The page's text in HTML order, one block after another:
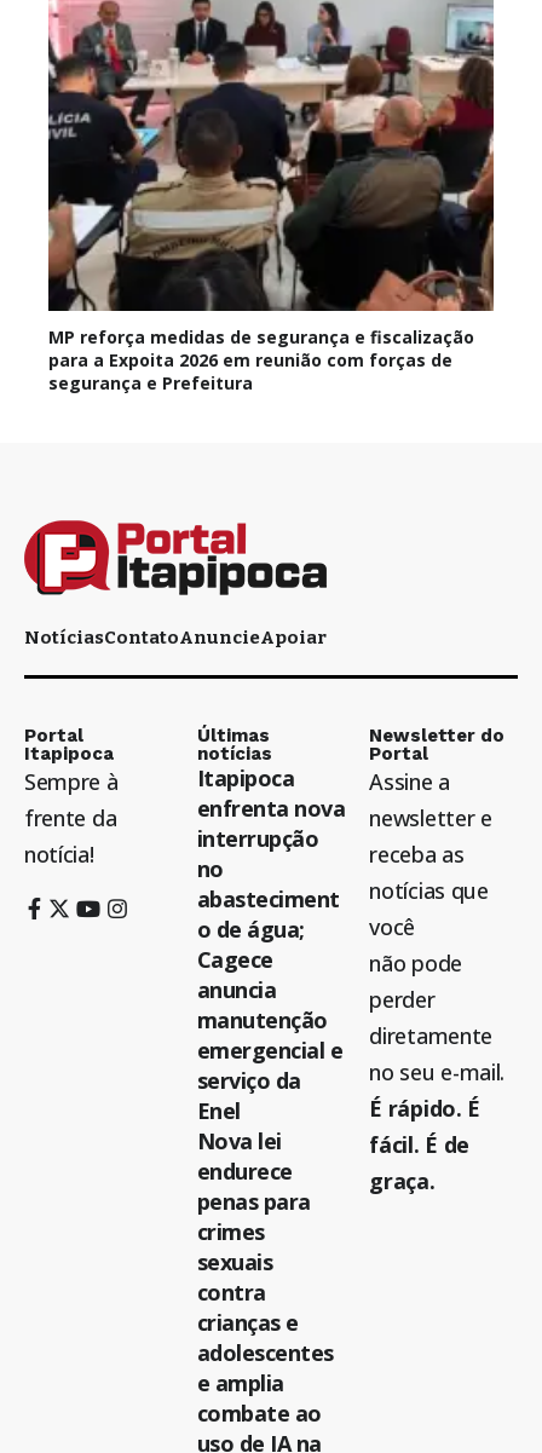
MP reforça medidas de segurança e fiscalização
para a Expoita 2026 em reunião com forças de
segurança e Prefeitura
NotíciasContatoAnuncieApoiar
Portal
Itapipoca
Sempre à
frente da
notícia!
Últimas
notícias
Itapipoca
enfrenta nova
interrupção
no
abasteciment
o de água;
Cagece
anuncia
manutenção
emergencial e
serviço da
Enel
Nova lei
endurece
penas para
crimes
sexuais
contra
crianças e
adolescentes
e amplia
combate ao
uso de IA na
Newsletter do
Portal
Assine a
newsletter e
receba as
notícias que
você
não pode
perder
diretamente
no seu e-mail.
É rápido. É
fácil. É de
graça.